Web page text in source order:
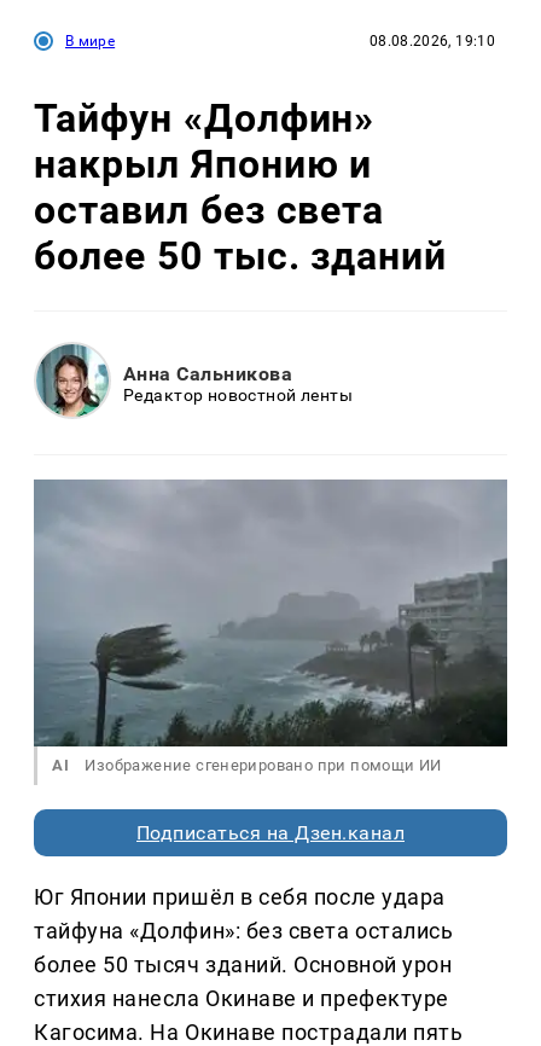
В мире 08.08.2026, 19:10
Тайфун «Долфин»
накрыл Японию и
оставил без света
более 50 тыс. зданий
Анна Сальникова
Редактор новостной ленты
AI Изображение сгенерировано при помощи ИИ
Подписаться на Дзен.канал
Юг Японии пришёл в себя после удара
тайфуна «Долфин»: без света остались
более 50 тысяч зданий. Основной урон
стихия нанесла Окинаве и префектуре
Кагосима. На Окинаве пострадали пять